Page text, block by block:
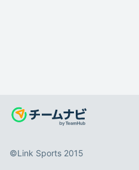
©️Link Sports 2015